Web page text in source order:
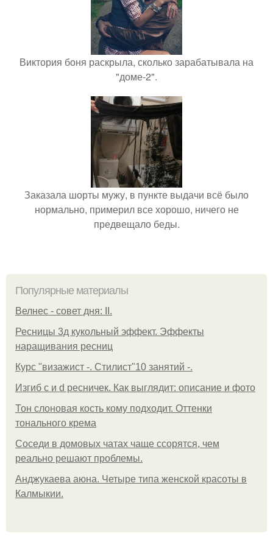
Виктория боня раскрыла, сколько зарабатывала на
"доме-2".
Заказала шорты мужу, в пункте выдачи всё было
нормально, примерил все хорошо, ничего не
предвещало беды.
Популярные материалы
Велнес - совет дня: II.
Ресницы 3д кукольный эффект. Эффекты
наращивания ресниц
Курс "визажист -. Стилист"10 занятий -.
Изгиб c и d ресничек. Как выглядит: описание и фото
Тон слоновая кость кому подходит. Оттенки
тонального крема
Соседи в домовых чатах чаще ссорятся, чем
реально решают проблемы.
Анджукаева аюна. Четыре типа женской красоты в
Калмыкии.